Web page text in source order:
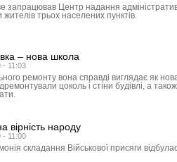
запрацював Центр надання
жителів трьох населених пунктів.
– нова школа
- 11:03
ремонту вона справді виглядає як
цоколь і стіни будівлі, а
вірність народу
- 11:00
складання Військової присяги